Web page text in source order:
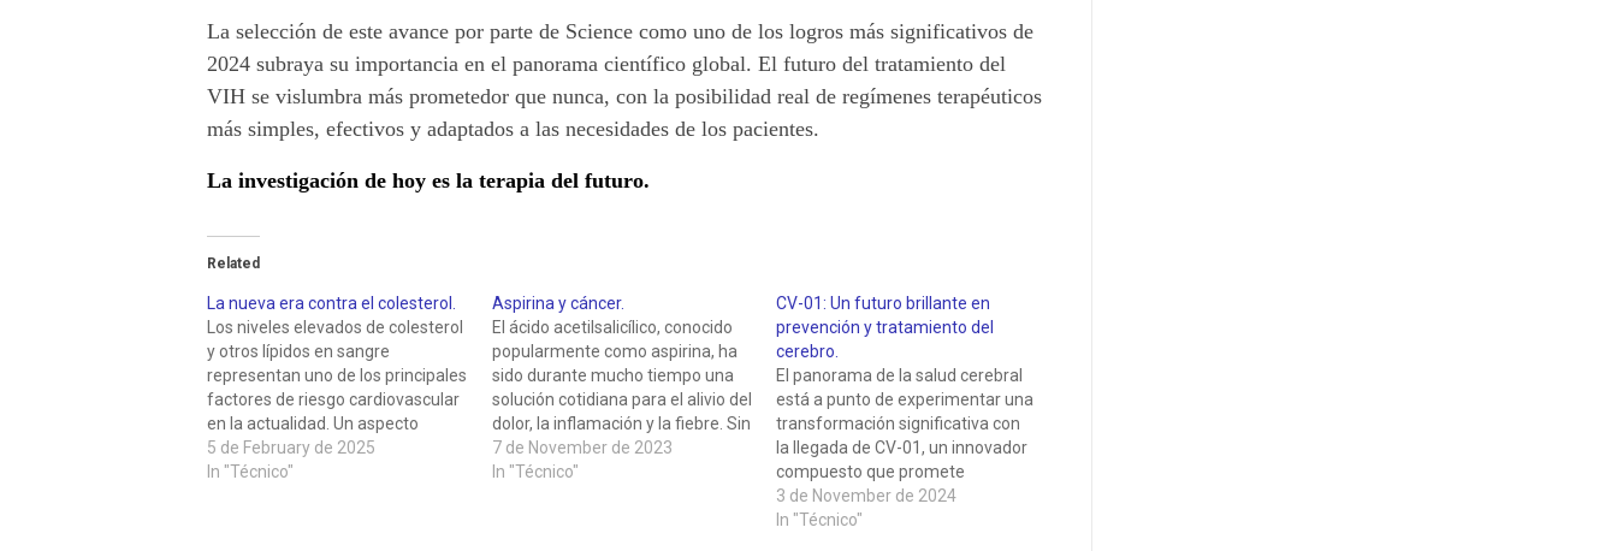
La selección de este avance por parte de Science como uno de los logros más significativos de
2024 subraya su importancia en el panorama científico global. El futuro del tratamiento del
VIH se vislumbra más prometedor que nunca, con la posibilidad real de regímenes terapéuticos
más simples, efectivos y adaptados a las necesidades de los pacientes.
La investigación de hoy es la terapia del futuro.
Related
La nueva era contra el colesterol.
Los niveles elevados de colesterol
y otros lípidos en sangre
representan uno de los principales
factores de riesgo cardiovascular
en la actualidad. Un aspecto
crucial, frecuentemente pasado
por alto, es que no solo importa la
5 de February de 2025
In "Técnico"
Aspirina y cáncer.
El ácido acetilsalicílico, conocido
popularmente como aspirina, ha
sido durante mucho tiempo una
solución cotidiana para el alivio del
dolor, la inflamación y la fiebre. Sin
embargo, su historia terapéutica
no se limita únicamente a estas
7 de November de 2023
In "Técnico"
CV-01: Un futuro brillante en
prevención y tratamiento del
cerebro.
El panorama de la salud cerebral
está a punto de experimentar una
transformación significativa con
la llegada de CV-01, un innovador
compuesto que promete
revolucionar la forma en que
abordamos la protección y el
3 de November de 2024
In "Técnico"